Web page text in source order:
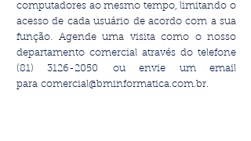
computadores ao mesmo tempo, limitando o
acesso de cada usuário de acordo com a sua
função. Agende uma visita como o nosso
departamento comercial através do telefone
(81) 3126-2050
ou envie um email
para comercial@bminformatica.com.br.